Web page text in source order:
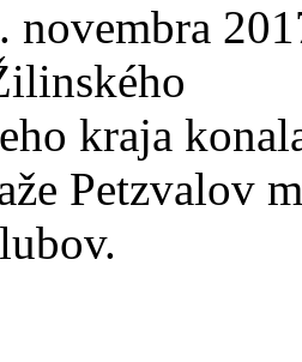
kraja
Petzvalov